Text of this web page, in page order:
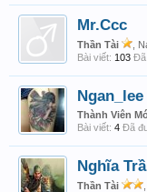
Mr.Ccc
Thần Tài ,
Bài viết: 103 Đã
Ngan_lee
Thành Viên
Bài viết: 4 Đã
Nghĩa
Thần Tài